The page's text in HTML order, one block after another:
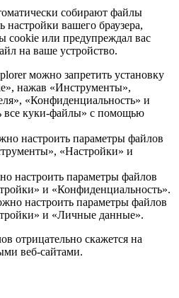
собирают файлы
вашего браузера,
cookie или предупреждал вас
на ваше устройство.
можно запретить установку
нажав «Инструменты»,
«Конфиденциальность» и
все куки-файлы» с помощью
настроить параметры файлов
«Настройки» и
настроить параметры файлов
и «Конфиденциальность».
настроить параметры файлов
и «Личные данные».
отрицательно скажется на
веб-сайтами.